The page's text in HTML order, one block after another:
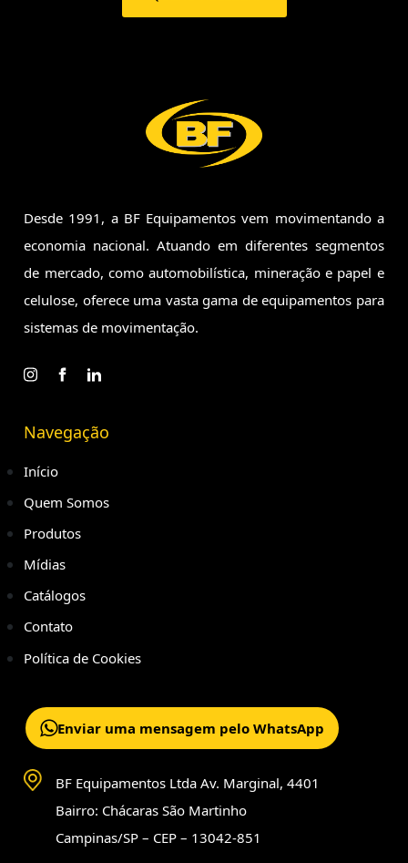
Desde 1991, a BF Equipamentos vem movimentando a
economia nacional. Atuando em diferentes segmentos
de mercado, comoautomobilística, mineração e papel e
celulose, oferece uma vastagama de equipamentos para
sistemas de movimentação.
Navegação
Início
Quem Somos
Produtos
Mídias
Catálogos
Contato
Política de Cookies
Enviar uma mensagem pelo WhatsApp
BF Equipamentos Ltda Av. Marginal, 4401
Bairro: Chácaras São Martinho
Campinas/SP – CEP – 13042-851